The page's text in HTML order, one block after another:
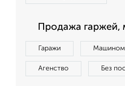
Продажа гаржей,
Гаражи
Агенство Без